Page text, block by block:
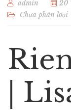
admin
20
Chưa phân loại
|